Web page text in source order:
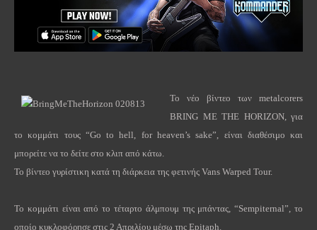
Το νέο βίντεο των metalcorers
BRING ME THE HORIZON, για
το κομμάτι τους “Go to hell for heaven’s sake”, είναι διαθέσιμο και
μπορείτε να το δείτε στο κλιπ από κάτω.
Το βίντεο γυρίστικη κατά τη διάρκεια της φετινής Vans Warped Tour.
Το κομμάτι είναι από το τέταρτο άλμπουμ της μπάντας, “Sempiternal”, το
οποίο κυκλοφόρησε στις 2 Απριλίου μέσω της Epitaph